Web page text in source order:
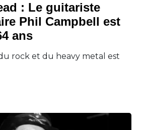
: Le guitariste
Phil Campbell est
ans
rock et du heavy metal est